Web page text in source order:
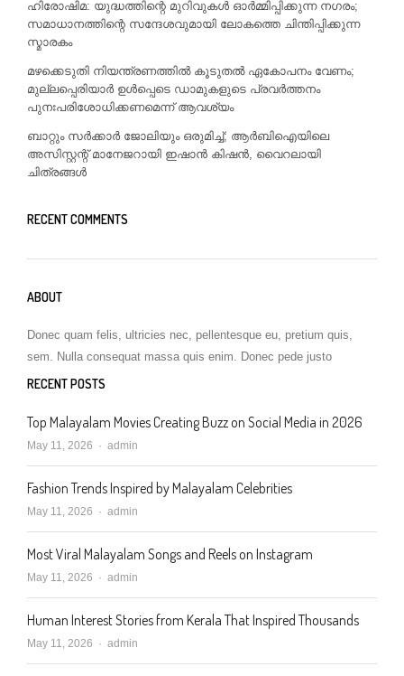
ഹിരോഷിമ: യുദ്ധത്തിന്റെ മുറിവുകൾ ഓർമ്മിപ്പിക്കുന്ന നഗരം;
സമാധാനത്തിന്റെ സന്ദേശവുമായി ലോകത്തെ ചിന്തിപ്പിക്കുന്ന
സ്മാരകം
മഴക്കെടുതി നിയന്ത്രണത്തിൽ കൂടുതൽ ഏകോപനം വേണം;
മുല്ലപ്പെരിയാർ ഉൾപ്പെടെ ഡാമുകളുടെ പ്രവർത്തനം
പുനഃപരിശോധിക്കണമെന്ന് ആവശ്യം
ബാറ്റും സർക്കാർ ജോലിയും ഒരുമിച്ച്; ആർബിഐയിലെ
അസിസ്റ്റന്റ് മാനേജറായി ഇഷാൻ കിഷൻ, വൈറലായി
ചിത്രങ്ങൾ
RECENT COMMENTS
ABOUT
Donec quam felis, ultricies nec, pellentesque eu, pretium quis,
sem. Nulla consequat massa quis enim. Donec pede justo
RECENT POSTS
Top Malayalam Movies Creating Buzz on Social Media in 2026
May 11, 2026 Author
admin
Fashion Trends Inspired by Malayalam Celebrities
May 11, 2026 Author
admin
Most Viral Malayalam Songs and Reels on Instagram
May 11, 2026 Author
admin
Human Interest Stories from Kerala That Inspired Thousands
May 11, 2026 Author
admin